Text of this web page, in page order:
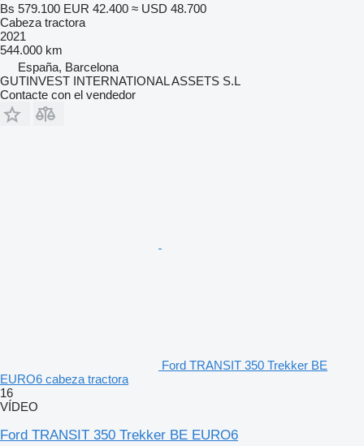
Bs 579.100 EUR 42.400 ≈ USD 48.700
Cabeza tractora
2021
544.000 km
España, Barcelona
GUTINVEST INTERNATIONAL ASSETS S.L
Contacte con el vendedor
Ford TRANSIT 350 Trekker BE
EURO6 cabeza tractora
16
VÍDEO
Ford TRANSIT 350 Trekker BE EURO6